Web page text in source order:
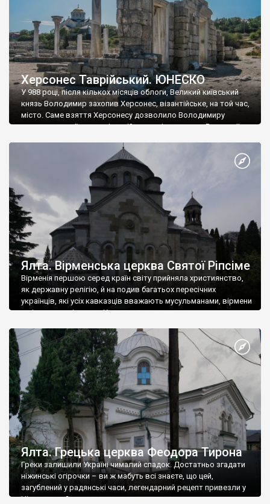
Херсонес Таврійський. ЮНЕСКО
У 988 році, після кількох місяців облоги, Великий київський
князь Володимир захопив Херсонес, візантійське, на той час,
місто. Саме взяття Херсонесу дозволило Володимиру
диктувати свої умови візантійському імператору Василю ІІ, та
Херсонесі Володимир-язичник, став Василем-християнином.
А потім було Хрещення Русі. На честь Херсонесу Таврійського
Ялта. Вірменська церква Святої Ріпсіме
Вірменія першою серед країн світу прийняла християнство,
як державну релігію, й на подив багатьох пересічних
українців, які усіх кавказців вважають мусульманами, вірмени
є відданими вірянами Христа
Ялта. Грецька церква Феодора Тирона
Греки залишили Україні чималий спадок. Достатньо згадати
ніжинські огірочки – ви ж мабуть всі знаєте, що цей,
загублений у радянські часи, легендарний рецепт привезли у
Ніжин греки?